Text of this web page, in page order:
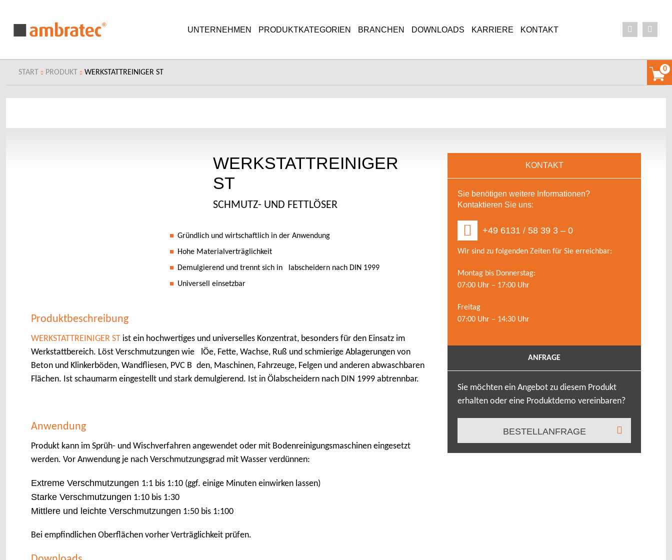
UNTERNEHMEN PRODUKTKATEGORIEN BRANCHEN
MASCHINENBAU
DOWNLOADS KARRIERE KONTAKT
0
START PRODUKT WERKSTATTREINIGER ST
WERKSTATTREINIGER
ST
SCHMUTZ- UND FETTLÖSER
Gründlich und wirtschaftlich in der Anwendung
Hohe Materialverträglichkeit
Demulgierend und trennt sich in labscheidern nach DIN 1999
Universell einsetzbar
Produktbeschreibung
WERKSTATTREINIGER ST ist ein hochwertiges und universelles Konzentrat, besonders für den Einsatz im
Werkstattbereich. Löst Verschmutzungen wie lÖe, Fette, Wachse, Ruß und schmierige Ablagerungen von
Beton und Klinkerböden, Wandfliesen, PVC B den, Maschinen, Fahrzeuge, Felgen und anderen abwaschbaren
Flächen. Ist schaumarm eingestellt und stark demulgierend. Ist in Ölabscheidern nach DIN 1999 abtrennbar.
Anwendung
Produkt kann im Sprüh- und Wischverfahren angewendet oder mit Bodenreinigungsmaschinen eingesetzt
werden. Vor Anwendung je nach Verschmutzungsgrad mit Wasser verdünnen:
Extreme Verschmutzungen 1:1 bis 1:10 (ggf. einige Minuten einwirken lassen)
Starke Verschmutzungen 1:10 bis 1:30
Mittlere und leichte Verschmutzungen 1:50 bis 1:100
Bei empfindlichen Oberflächen vorher Verträglichkeit prüfen.
KONTAKT
Sie benötigen weitere Informationen?
Kontaktieren Sie uns:
+49 6131 / 58 39 3 – 0
Wir sind zu folgenden Zeiten für Sie erreichbar:
Montag bis Donnerstag:
07:00 Uhr – 17:00 Uhr
Freitag
07:00 Uhr – 14:30 Uhr
ANFRAGE
Sie möchten ein Angebot zu diesem Produkt
erhalten oder eine Produktdemo vereinbaren?
BESTELLANFRAGE